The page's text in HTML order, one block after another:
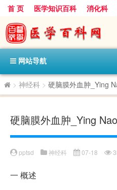
首 页 医学知识百科 消化科
心血管病科
呼吸科 神经科
内分泌科
口腔科
网站导航
> 神经科 > 硬脑膜外血肿_Ying
硬脑膜外血肿_Ying
pptsd 神经科 07-18
一 概述